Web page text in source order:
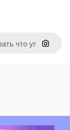
Поиск